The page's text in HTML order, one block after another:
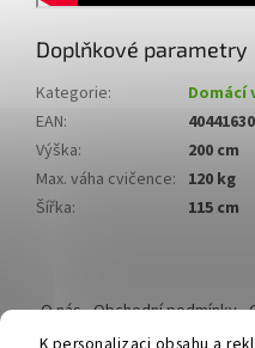
Doplňkové parametry
Kategorie:
Domácí
EAN:
Výška:
200 cm
Max. váha cvičence: 120 kg
Šířka: 115 cm
á
p
O nás Obchodní podmínky